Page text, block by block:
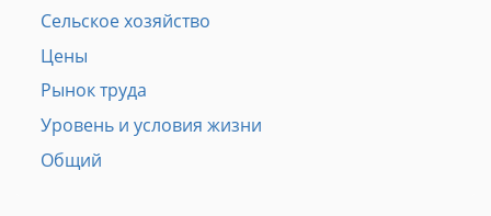
Сельское хозяйство
Цены
Рынок труда
Уровень и условия жизни
Общий